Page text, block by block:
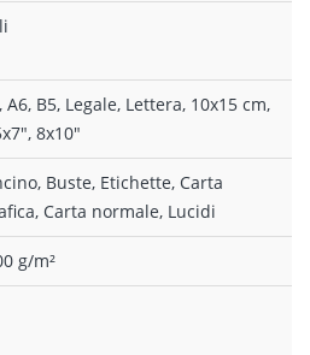
A6, B5, Legale, Lettera, 10x15 cm,
8x10"
Buste, Etichette, Carta
Carta normale, Lucidi
g/m²